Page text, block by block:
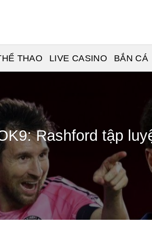
THAO LIVE CASINO BẮN CÁ
Rashford tập